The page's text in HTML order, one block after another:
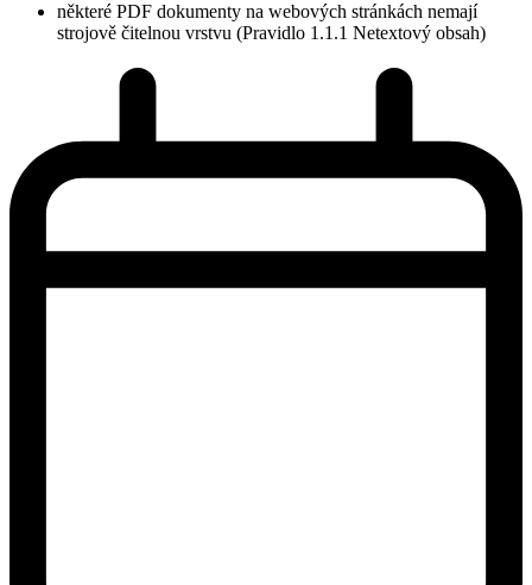
některé PDF dokumenty na webových stránkách nemají
strojově čitelnou vrstvu (Pravidlo 1.1.1 Netextový obsah)